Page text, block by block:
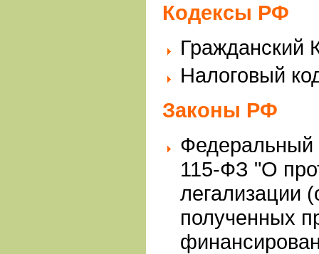
Кодексы РФ
Гражданский
Налоговый
Законы РФ
Федеральный
115-ФЗ "О
легализации
полученных